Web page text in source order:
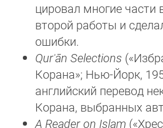
ци­ро­вал многие части
второй работы и
ошибки.
Qurʾān Selections
Корана»; Нью-Йорк,
английский перевод
Корана, выб­ран­ных
A Reader on Islam